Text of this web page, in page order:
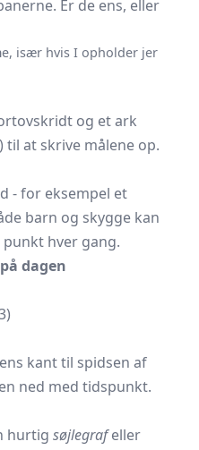
Er de ens, eller
især hvis I opholder jer
og et ark
at skrive målene op.
- for eksempel et
barn og skygge kan
hver gang.
dagen
kant til spidsen af
ned med tidspunkt.
hurtig søjlegrafeller